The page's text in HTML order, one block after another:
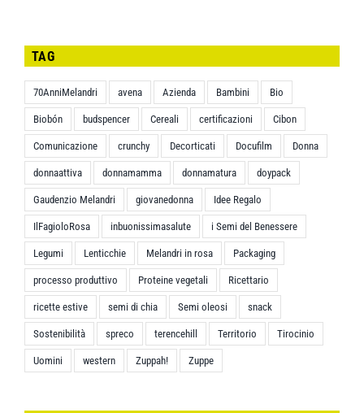
TAG
70AnniMelandri avena Azienda Bambini Bio
Biobón budspencer Cereali certificazioni Cibon
Comunicazione crunchy Decorticati Docufilm Donna
donnaattiva donnamamma donnamatura doypack
Gaudenzio Melandri giovanedonna Idee Regalo
IlFagioloRosa inbuonissimasalute i Semi del Benessere
Legumi Lenticchie Melandri in rosa Packaging
processo produttivo Proteine vegetali Ricettario
ricette estive semi di chia Semi oleosi snack
Sostenibilità spreco terencehill Territorio Tirocinio
Uomini western Zuppah! Zuppe